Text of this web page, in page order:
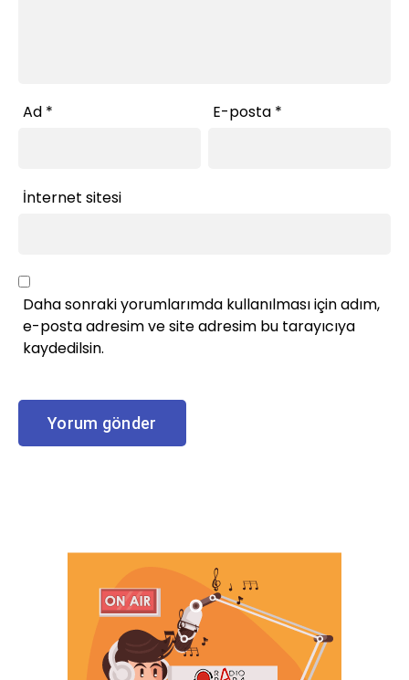
Ad * E-posta *
İnternet sitesi
Daha sonraki yorumlarımda kullanılması için adım,
e-posta adresim ve site adresim bu tarayıcıya
kaydedilsin.